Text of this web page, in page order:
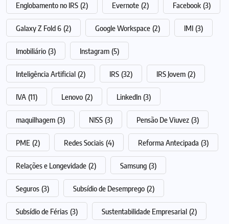
Englobamento no IRS (2) Evernote (2) Facebook (3)
Galaxy Z Fold 6 (2) Google Workspace (2) IMI (3)
Imobiliário (3) Instagram (5)
Inteligência Artificial (2) IRS (32) IRS Jovem (2)
IVA (11) Lenovo (2) LinkedIn (3)
maquilhagem (3) NISS (3) Pensão De Viuvez (3)
PME (2) Redes Sociais (4) Reforma Antecipada (3)
Relações e Longevidade (2) Samsung (3)
Seguros (3) Subsídio de Desemprego (2)
Subsídio de Férias (3) Sustentabilidade Empresarial (2)